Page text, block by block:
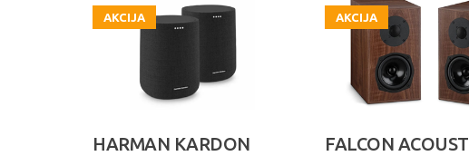
AKCIJA
HARMAN KARDON
AKCIJA
FALCON